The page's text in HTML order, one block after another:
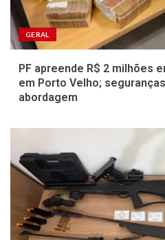
GERAL
PF apreende R$ 2 milhões
em Porto Velho;
abordagem